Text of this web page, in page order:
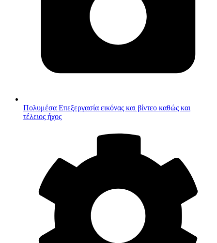
Πολυμέσα Επεξεργασία εικόνας και βίντεο καθώς και
τέλειος ήχος